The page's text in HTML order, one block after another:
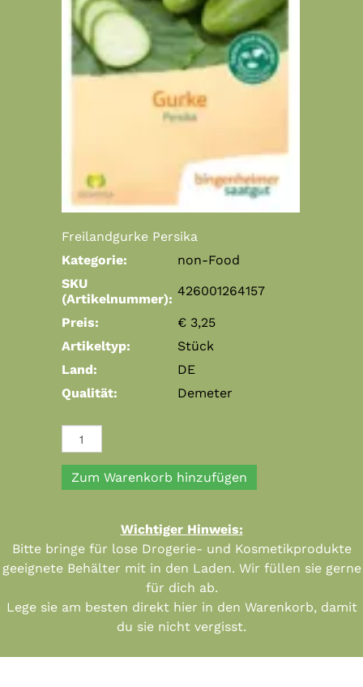
Freilandgurke Persika
Kategorie:
non-Food
SKU
(Artikelnummer):
426001264157
Preis:
€ 3,25
Artikeltyp:
Stück
Land:
DE
Qualität:
Demeter
Zum Warenkorb hinzufügen
Wichtiger Hinweis:
Bitte bringe für lose Drogerie- und Kosmetikprodukte
geeignete Behälter mit in den Laden. Wir füllen sie gerne
für dich ab.
Lege sie am besten direkt hier in den Warenkorb, damit
du sie nicht vergisst.